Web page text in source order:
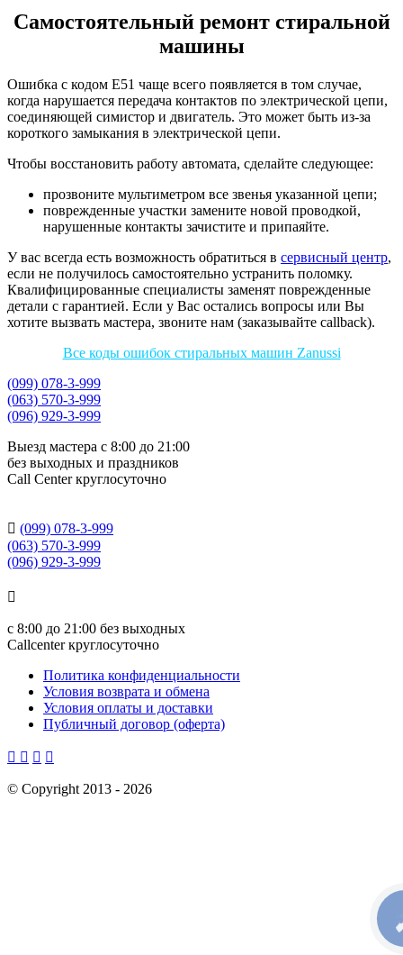
Самостоятельный ремонт стиральной
машины
Ошибка с кодом Е51 чаще всего появляется в том случае,
когда нарушается передача контактов по электрической цепи,
соединяющей симистор и двигатель. Это может быть из-за
короткого замыкания в электрической цепи.
Чтобы восстановить работу автомата, сделайте следующее:
прозвоните мультиметром все звенья указанной цепи;
поврежденные участки замените новой проводкой,
нарушенные контакты зачистите и припаяйте.
У вас всегда есть возможность обратиться в сервисный центр,
если не получилось самостоятельно устранить поломку.
Квалифицированные специалисты заменят поврежденные
детали с гарантией. Если у Вас остались вопросы или Вы
хотите вызвать мастера, звоните нам (заказывайте callback).
Все коды ошибок стиральных машин Zanussi
(099) 078-3-999
(063) 570-3-999
(096) 929-3-999
Выезд мастера с 8:00 до 21:00
без выходных и праздников
Сall Сenter круглосуточно
 (099) 078-3-999
(063) 570-3-999
(096) 929-3-999

с 8:00 до 21:00 без выходных
Callcenter круглосуточно
Политика конфиденциальности
Условия возврата и обмена
Условия оплаты и доставки
Публичный договор (оферта)
   
© Copyright 2013 - 2026